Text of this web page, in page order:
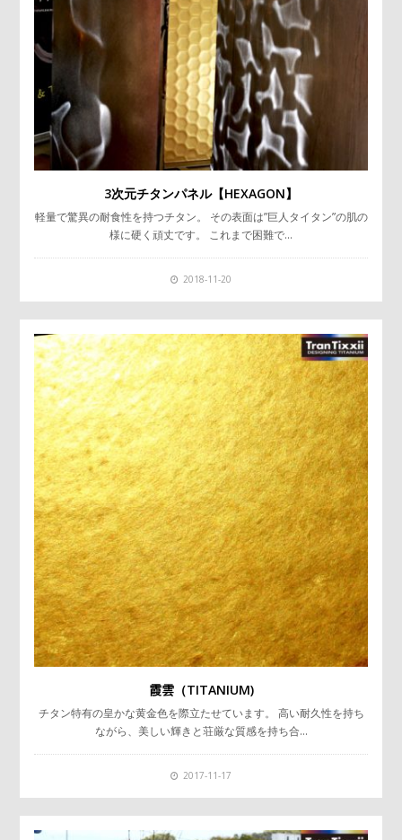
3次元チタンパネル【HEXAGON】
軽量で驚異の耐食性を持つチタン。 その表面は”巨人タイタン”の肌の
様に硬く頑丈です。 これまで困難で…
2018-11-20
霞雲（TITANIUM)
チタン特有の皇かな黄金色を際立たせています。 高い耐久性を持ち
ながら、美しい輝きと荘厳な質感を持ち合…
2017-11-17